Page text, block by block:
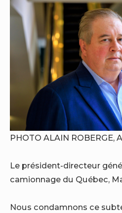
PHOTO ALAIN ROBERGE,
Le président-directeur
camionnage du Québec,
Nous condamnons ce